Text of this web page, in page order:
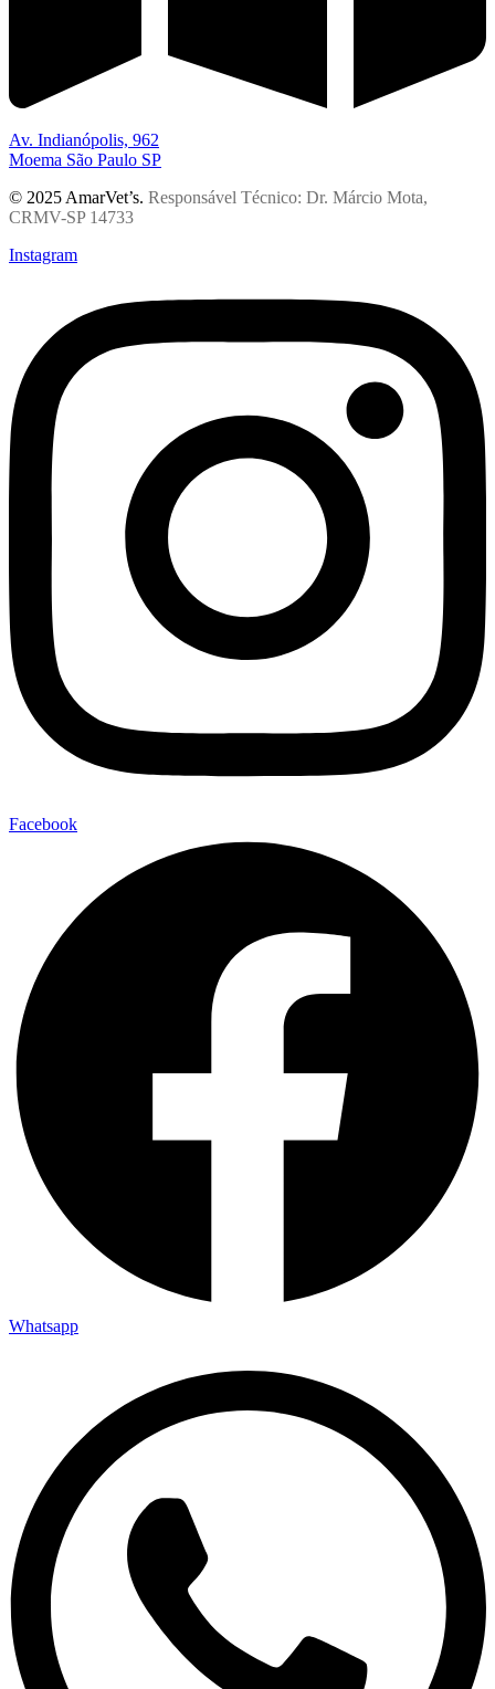
Av. Indianópolis, 962
Moema São Paulo SP
© 2025 AmarVet’s. Responsável Técnico: Dr. Márcio Mota,
CRMV-SP 14733
Instagram
Facebook
Whatsapp